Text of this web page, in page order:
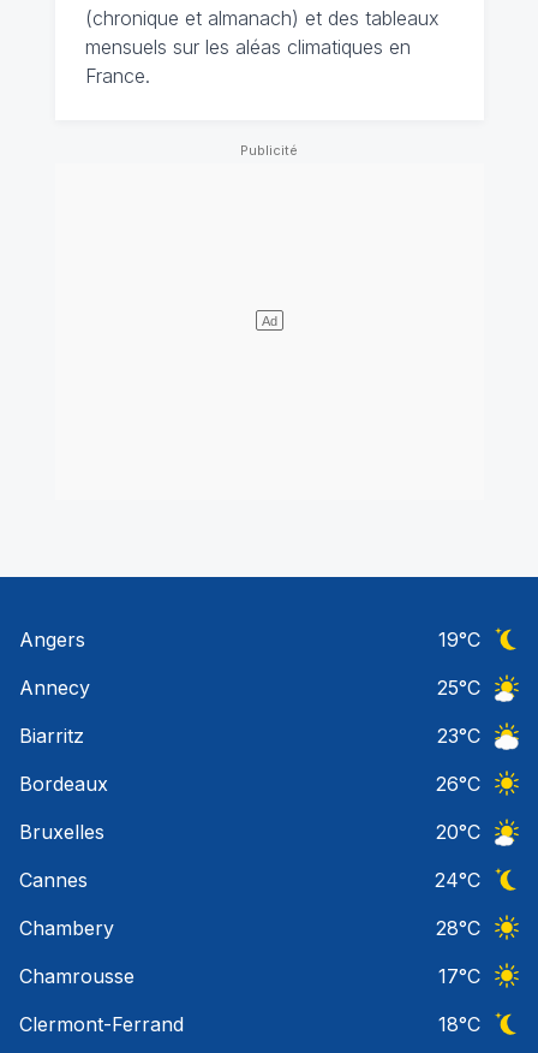
(chronique et almanach) et des tableaux
mensuels sur les aléas climatiques en
France.
Angers 19°C
Annecy
25°C
Biarritz
23°C
Bordeaux
26°C
Bruxelles
20°C
Cannes
24°C
Chambery
28°C
Chamrousse
17°C
Clermont-Ferrand
18°C